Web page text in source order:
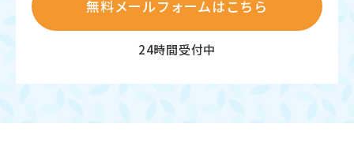
無料メールフォームはこちら
24時間受付中